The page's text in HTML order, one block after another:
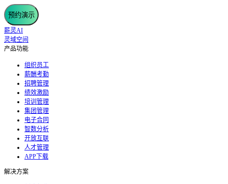
预约演示
薪灵AI
灵域空间
产品功能
组织员工
薪酬考勤
招聘管理
绩效激励
培训管理
集团管理
电子合同
智数分析
开放互联
人才管理
APP下载
解决方案